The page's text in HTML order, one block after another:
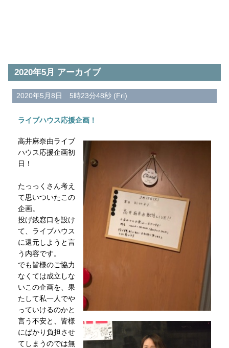
2020年5月 アーカイブ
2020年5月8日 5時23分48秒 (Fri)
ライブハウス応援企画！
高井麻奈由ライブ
ハウス応援企画初
日！
たっっくさん考え
て思いついたこの
企画。
投げ銭窓口を設け
て、ライブハウス
に還元しようと言
う内容です。
でも皆様のご協力
なくては成立しな
いこの企画を、果
たして私一人でや
っていけるのかと
言う不安と、皆様
にばかり負担させ
てしまうのでは無